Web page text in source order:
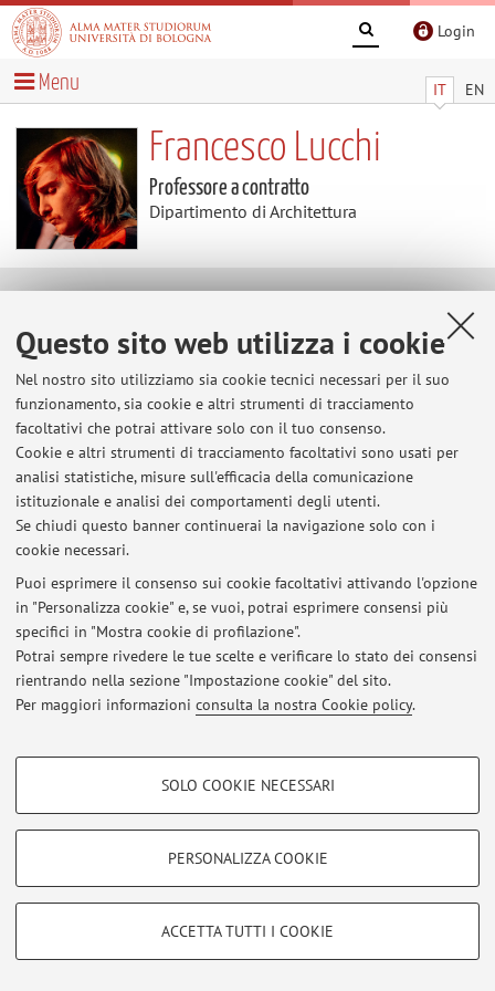
Questo sito web utilizza i cookie
Nel nostro sito utilizziamo sia cookie tecnici necessari per il suo
funzionamento, sia cookie e altri strumenti di tracciamento
facoltativi che potrai attivare solo con il tuo consenso.
Cookie e altri strumenti di tracciamento facoltativi sono usati per
analisi statistiche, misure sull'efficacia della comunicazione
istituzionale e analisi dei comportamenti degli utenti.
Se chiudi questo banner continuerai la navigazione solo con i
cookie necessari.
Puoi esprimere il consenso sui cookie facoltativi attivando l'opzione
in "Personalizza cookie" e, se vuoi, potrai esprimere consensi più
specifici in "Mostra cookie di profilazione".
Potrai sempre rivedere le tue scelte e verificare lo stato dei consensi
rientrando nella sezione "Impostazione cookie" del sito.
Per maggiori informazioni consulta la nostra Cookie policy.
COOKIE DI PROFILAZIONE - FACOLTATIVI
COOKIE TECNICI - NECESSARI
Si tratta di cookie tecnici utilizzati, a titolo esemplificativo, per il corretto
SOLO COOKIE NECESSARI
PERSONALIZZA COOKIE
ACCETTA TUTTI I COOKIE
Login
IT EN
Menu
Francesco Lucchi
Professore a contratto
Dipartimento di Architettura
E-mail: francesco.lucchi11@unibo.it
Dipartimento di Architettura
Viale del Risorgimento 2, Bologna -Vai alla mappa
Ultimi avvisi
Al momento non sono presenti avvisi.
© 2026 - ALMA MATER STUDIORUM - Università di Bologna - Via
Zamboni, 33 - 40126 Bologna - Partita IVA: 01131710376
|Note legali|Impostazioni Cookie